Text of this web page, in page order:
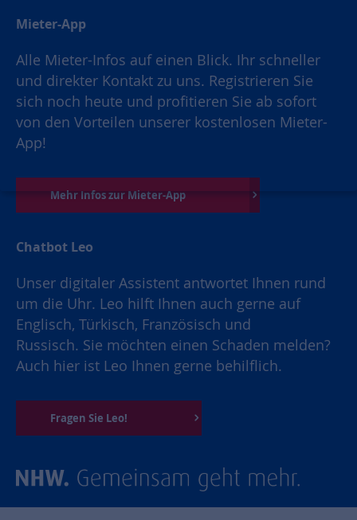
Mieter-App
Alle Mieter-Infos auf einen Blick. Ihr schneller
und direkter Kontakt zu uns. Registrieren Sie
sich noch heute und profitieren Sie ab sofort
von den Vorteilen unserer kostenlosen Mieter-
App!
Mehr Infos zur Mieter-App
Chatbot Leo
Unser digitaler Assistent antwortet Ihnen rund
um die Uhr. Leo hilft Ihnen auch gerne auf
Englisch, Türkisch, Französisch und
Russisch. Sie möchten einen Schaden melden?
Auch hier ist Leo Ihnen gerne behilflich.
Fragen Sie Leo!